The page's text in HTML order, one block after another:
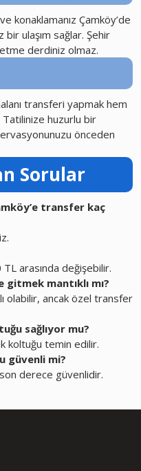
konaklamanız Çamköy’de
ulaşım sağlar. Şehir
derdiniz olmaz.
transferi yapmak hem
huzurlu bir
önceden
Sorular
transfer kaç
arasında değişebilir.
mantıklı mı?
olabilir, ancak özel transfer
sağlıyor mu?
koltuğu temin edilir.
güvenli mi?
son derece güvenlidir.